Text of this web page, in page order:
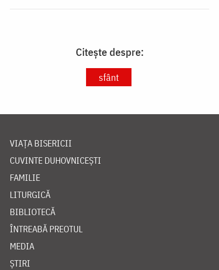
Citește despre:
sfânt
VIAȚA BISERICII
CUVINTE DUHOVNICEȘTI
FAMILIE
LITURGICĂ
BIBLIOTECĂ
ÎNTREABĂ PREOTUL
MEDIA
ȘTIRI